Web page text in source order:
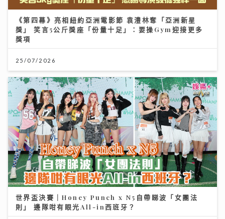
《第四幕》亮相紐約亞洲電影節 袁澧林奪「亞洲新星
獎」 笑言5公斤獎座「份量十足」：要操Gym迎接更多
獎項
25/07/2026
世界盃決賽｜Honey Punch x N5自帶睇波「女團法
則」 邊隊咁有眼光All-in西班牙？